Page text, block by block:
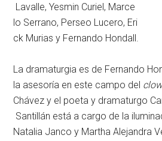
Lavalle, Yesmin Curiel, Marce
lo Serrano, Perseo Lucero, Eri
ck Murias y Fernando Hondall.
La dramaturgia es de Fernando
la asesoría en este campo del
Chávez y el poeta y dramaturgo
Santillán está a cargo de la
Natalia Janco y Martha Alejandra